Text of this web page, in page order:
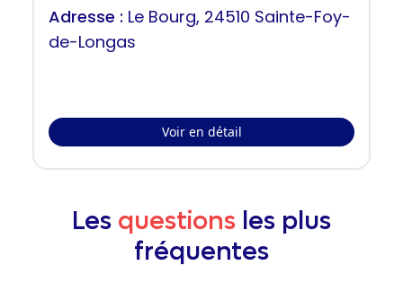
Adresse : Le Bourg, 24510 Sainte-Foy-
de-Longas
Voir en détail
Les questions les plus
fréquentes